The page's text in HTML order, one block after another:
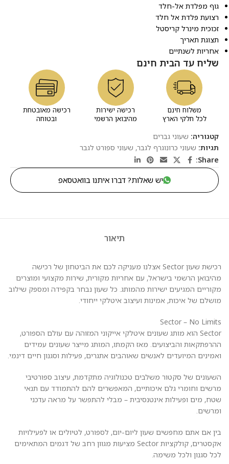
גוף מפלדת אל-חלד
רצועת פלדת אל חלד
זכוכית מינרל קריסטל
תצוגת תאריך
אחריות לשנתיים
שליח עד הבית חינם
משלוח חינם
לכל חלקי הארץ
רכישה ישירות
מהיבואן הרשמי
רכישה מאובטחת
ובטוחה
קטגוריה: שעוני גברים
תגיות: שעוני כרונוגרף לגבר, שעוני ספורט לגבר
Share:
יש שאלות? דברו איתנו בוואטסאפ
תיאור
רכישת שעון Sector אצלנו מעניקה לכם את הביטחון של רכישה
מהיבואן הרשמי בישראל, עם אחריות מקורית, שירות מקצועי ומוצרים
מקוריים המגיעים ישירות מהמותג. כל שעון נבחר בקפידה ומספק שילוב
מושלם של איכות, אמינות ועיצוב איטלקי ייחודי.
Sector – No Limits
Sector הוא מותג שעונים איטלקי אייקוני המזוהה עם עולם הספורט,
ההרפתקאות והביצועים. מאז הקמתו, המותג מייצר שעונים עמידים
ואמינים המיועדים לאנשים שאוהבים אתגרים, פעילות וסגנון חיים דינמי.
השעונים של סקטור משלבים טכנולוגיה מתקדמת, עיצוב ספורטיבי
מרשים וחומרי גלם איכותיים, המאפשרים להם להתמודד עם תנאי
שטח, מים ופעילות אינטנסיבית – מבלי להתפשר על מראה עדכני
ומרשים.
בין אם אתם מחפשים שעון ליום-יום, לספורט, לטיולים או לפעילויות
אקסטרים, קולקציות Sector מציעות מגוון רחב של דגמים המתאימים
לכל סגנון ולכל משימה.